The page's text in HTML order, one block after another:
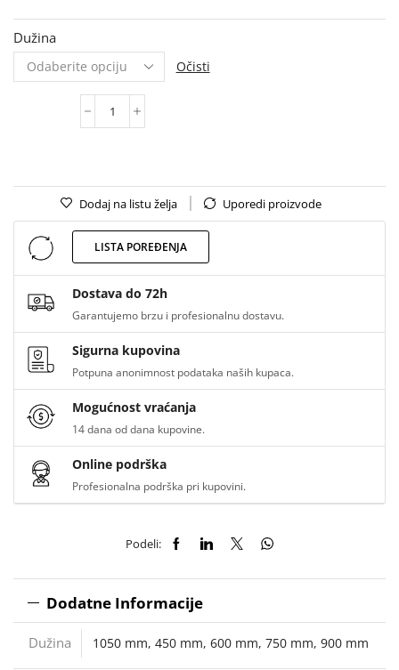
Dužina
Očisti
Dodaj na listu želja Uporedi proizvode
LISTA POREĐENJA
Dostava do 72h
Garantujemo brzu i profesionalnu dostavu.
Sigurna kupovina
Potpuna anonimnost podataka naših kupaca.
Mogućnost vraćanja
14 dana od dana kupovine.
Online podrška
Profesionalna podrška pri kupovini.
Podeli:
Dodatne Informacije
Dužina 1050 mm, 450 mm, 600 mm, 750 mm, 900 mm